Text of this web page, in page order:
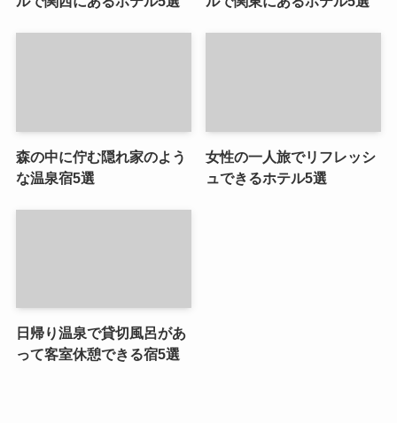
森の中に佇む隠れ家のよう
な温泉宿5選
女性の一人旅でリフレッシ
ュできるホテル5選
日帰り温泉で貸切風呂があ
って客室休憩できる宿5選